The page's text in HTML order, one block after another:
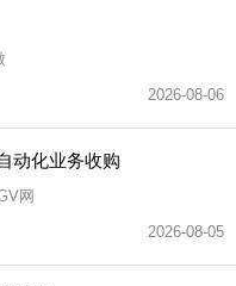
2026-08-06
动化业务收购
网
2026-08-05